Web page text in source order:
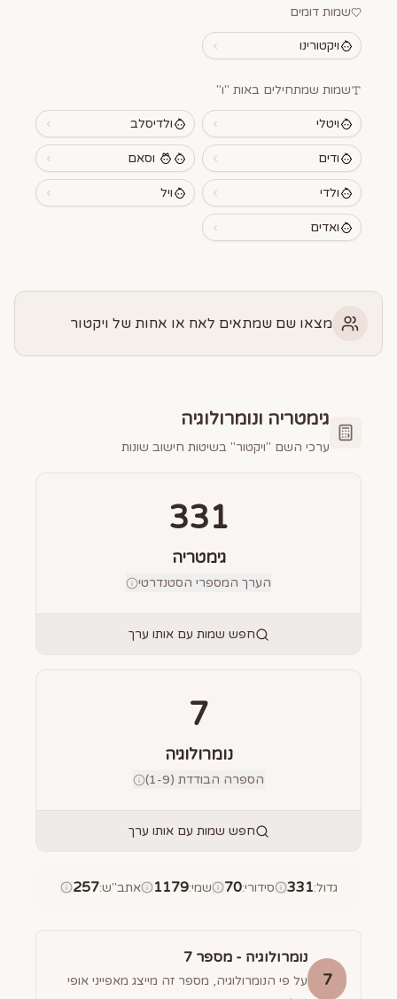
שמות דומים
ויקטורינו
שמות שמתחילים באות "ו"
ויטלי ולדיסלב
ודים וסאם
ולדי ויל
ואדים
מצאו שם שמתאים לאח או אחות של ויקטור
גימטריה ונומרולוגיה
ערכי השם "ויקטור" בשיטות חישוב שונות
331
גימטריה
הערך המספרי הסטנדרטי
חפש שמות עם אותו ערך
7
נומרולוגיה
הספרה הבודדת (1-9)
חפש שמות עם אותו ערך
גדול:
331 סידורי:
70 שמי:
1179 אתב"ש:
257
7
נומרולוגיה - מספר 7
על פי הנומרולוגיה, מספר זה מייצג מאפייני אופי